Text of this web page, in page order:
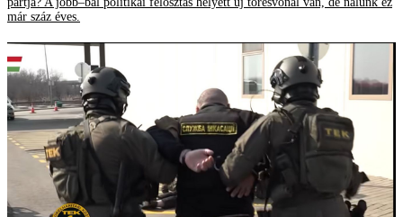
már száz éves.